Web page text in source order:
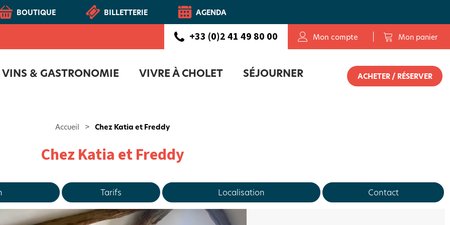
BOUTIQUE BILLETTERIE AGENDA
+33 (0)2 41 49 80 00 Mon compte Mon panier
VINS & GASTRONOMIE VIVRE À CHOLET SÉJOURNER ACHETER / RÉSERVER
Accueil > Chez Katia et Freddy
Chez Katia et Freddy
Tarifs Localisation Contact